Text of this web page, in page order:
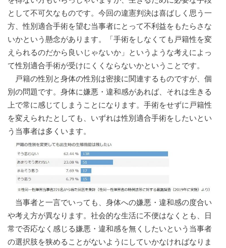
として不可欠なものです。今回の違憲判決は喜ばしく思う一
方、性別適合手術を望む当事者にとって不利益をもたらさな
いかという懸念があります。「手術をしなくても戸籍性を変
えられるのだから良いじゃないか」というような考えによっ
て性別適合手術が受けにくくならないかということです。
戸籍の性別と身体の性別は密接に関連するものですが、個
別の問題です。身体に嫌悪・違和感があれば、それは生きる
上で常に感じてしまうことになります。手術をせずに戸籍性
を変えられたとしても、いずれは性別適合手術をしたいとい
う当事者は多くいます。
当事者と一言でいっても、身体への嫌悪・違和感の度合い
や考え方が異なります。社会的な生活に不便はなくとも、日
常で否応なく感じる嫌悪・違和感を無くしたいという当事者
の選択肢を狭めることがないようにしていかなければなりま